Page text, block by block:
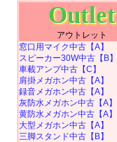
Outlet
アウトレット
窓口用マイク中古【A】
スピーカー30W中古【B】
車載アンプ中古【C】
肩掛メガホン中古【A】
録音メガホン中古【A】
灰防水メガホン中古【A】
黄防水メガホン中古【A】
大型メガホン中古【A】
三脚スタンド中古【B】